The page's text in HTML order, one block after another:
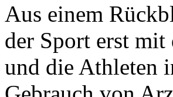
Aus einem
der Sport erst
und die Athleten